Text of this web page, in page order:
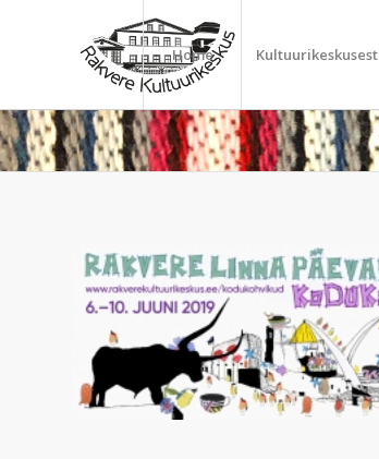
Home Kultuurikeskusest